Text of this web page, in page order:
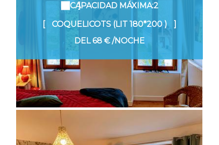
CAPACIDAD MÁXIMA:2
COQUELICOTS (LIT 180*200 )
DEL68 €/NOCHE